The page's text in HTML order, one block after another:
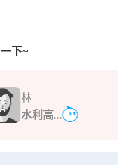
一下~
林
水利高...